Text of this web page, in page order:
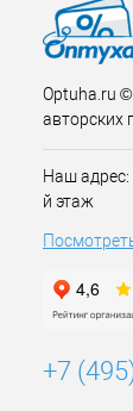
Optuha.ru
авторских
Наш адрес:
й этаж
+7